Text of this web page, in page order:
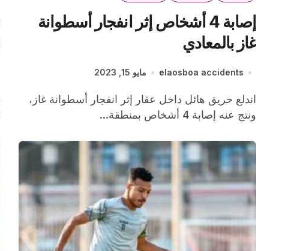
إصابة 4 أشخاص إثر انفجار أسطوانة
غاز بالمعادي
elaosboa accidents مايو 15, 2023
اندلع حريق هائل داخل عقار إثر انفجار أسطوانة غاز،
ونتج عنه إصابة 4 أشخاص بمنطقة...